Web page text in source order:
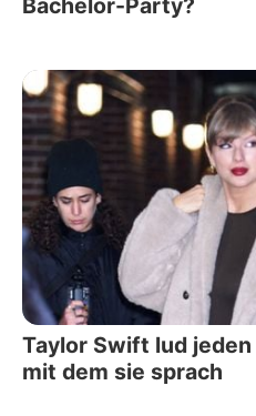
Bachelor-Party?
Taylor Swift lud
mit dem sie sprach